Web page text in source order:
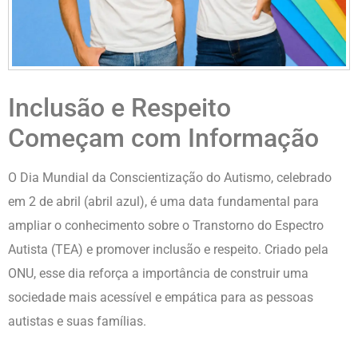
Inclusão e Respeito
Começam com Informação
O Dia Mundial da Conscientização do Autismo, celebrado
em 2 de abril (abril azul), é uma data fundamental para
ampliar o conhecimento sobre o Transtorno do Espectro
Autista (TEA) e promover inclusão e respeito. Criado pela
ONU, esse dia reforça a importância de construir uma
sociedade mais acessível e empática para as pessoas
autistas e suas famílias.